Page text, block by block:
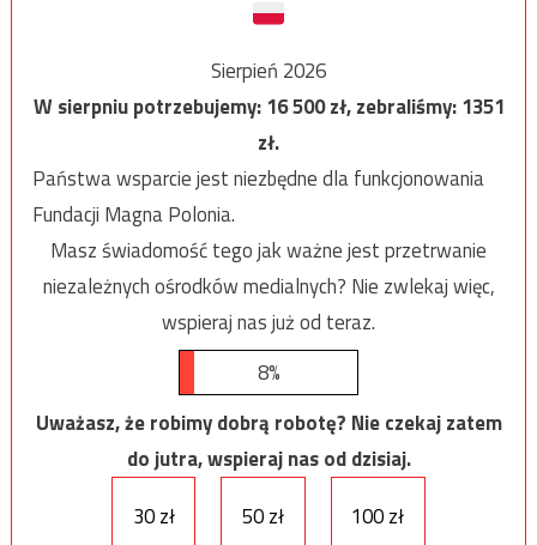
Sierpień 2026
W sierpniu potrzebujemy:16 500zł, zebraliśmy:1351
zł.
Państwa wsparcie jest niezbędne dla funkcjonowania
Fundacji Magna Polonia.
Masz świadomość tego jak ważne jest przetrwanie
niezależnych ośrodków medialnych? Nie zwlekaj więc,
wspieraj nas już od teraz.
8%
Uważasz, że robimy dobrą robotę? Nie czekaj zatem
do jutra, wspieraj nas od dzisiaj.
30 zł
50 zł 100 zł